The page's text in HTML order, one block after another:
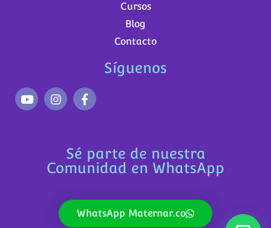
Cursos
Blog
Contacto
Síguenos
Sé parte de nuestra
Comunidad en WhatsApp
WhatsApp Maternar.co